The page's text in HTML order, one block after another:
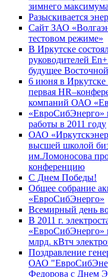
зимнего
Разыскивается
Сайт ЗАО
тестовом режиме»
В Иркутске
руководителей
будущее
6 июня в Иркутске
первая
компаний ОАО
«ЕвроСибЭнерго»
работы в 2011 году
ОАО
высшей школой
им.Ломоносова
конференцию
С Днем Победы!
Общее собрание
«ЕвроСибЭнерго»
Всемирный день
В 2011 г.
«ЕвроСибЭнерго»
млрд. кВтч
Поздравление
ОАО
Федорова с Днем